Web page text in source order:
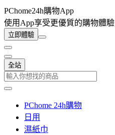
PChome24h購物App
使用App享受更優質的購物體驗
立即體驗
全站
PChome 24h購物
日用
濕紙巾